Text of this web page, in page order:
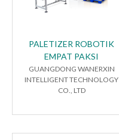
PALETIZER ROBOTIK
EMPAT PAKSI
GUANGDONG WANERXIN
INTELLIGENT TECHNOLOGY
CO., LTD